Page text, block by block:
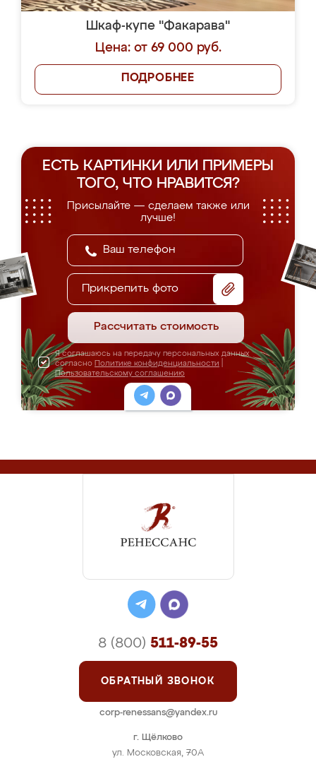
Шкаф-купе "Факарава"
Цена: от 69 000 руб.
ПОДРОБНЕЕ
ЕСТЬ КАРТИНКИ ИЛИ ПРИМЕРЫ
ТОГО, ЧТО НРАВИТСЯ?
Присылайте — сделаем также или
лучше!
Прикрепить фото
Рассчитать стоимость
Я соглашаюсь на передачу персональных данных
согласно Политике конфиденциальности
Пользовательскому соглашению
г. Щёлково
ул. Московская, 70А
8 (800) 511-89-55
ОБРАТНЫЙ ЗВОНОК
corp-renessans@yandex.ru